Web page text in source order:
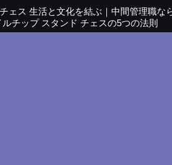
ェス 生活と文化を結ぶ ｜ 中間管理職な
チップ スタンド チェスの5つの法則